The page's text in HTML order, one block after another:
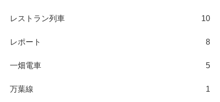
レストラン列車 10
レポート 8
一畑電車 5
万葉線 1